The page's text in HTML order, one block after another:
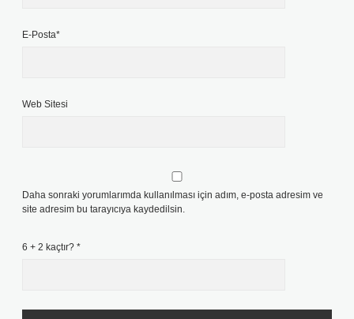
E-Posta*
Web Sitesi
Daha sonraki yorumlarımda kullanılması için adım, e-posta adresim ve
site adresim bu tarayıcıya kaydedilsin.
6 + 2 kaçtır? *